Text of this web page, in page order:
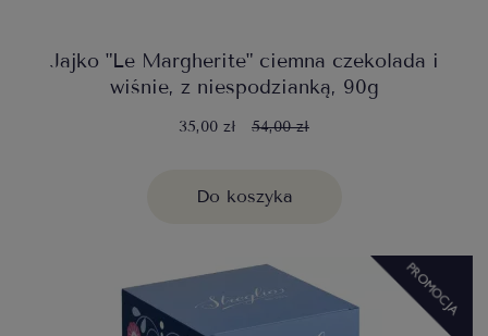
Jajko "Le Margherite" ciemna czekolada i
wiśnie, z niespodzianką, 90g
35,00 zł 54,00 zł
Do koszyka